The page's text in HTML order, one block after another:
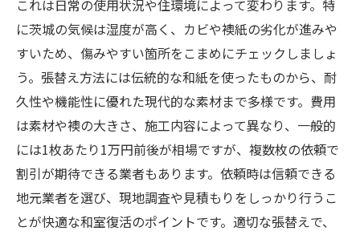
これは日常の使用状況や住環境によって変わります。特
に茨城の気候は湿度が高く、カビや襖紙の劣化が進みや
すいため、傷みやすい箇所をこまめにチェックしましょ
う。張替え方法には伝統的な和紙を使ったものから、耐
久性や機能性に優れた現代的な素材まで多様です。費用
は素材や襖の大きさ、施工内容によって異なり、一般的
には1枚あたり1万円前後が相場ですが、複数枚の依頼で
割引が期待できる業者もあります。依頼時は信頼できる
地元業者を選び、現地調査や見積もりをしっかり行うこ
とが快適な和室復活のポイントです。適切な張替えで、